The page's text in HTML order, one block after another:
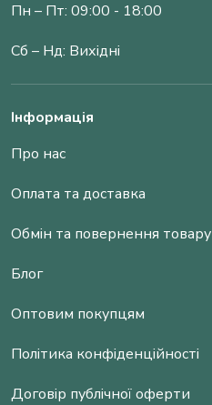
Пн – Пт: 09:00 - 18:00
Сб – Нд: Вихідні
Інформація
Про нас
Оплата та доставка
Обмін та повернення товару
Блог
Оптовим покупцям
Політика конфіденційності
Договір публічної оферти